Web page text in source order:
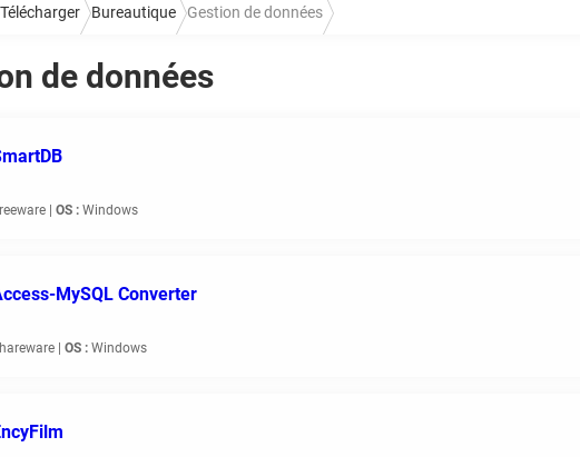
Télécharger Bureautique Gestion de données
de données
| OS : Windows
MySQL Converter
| OS : Windows